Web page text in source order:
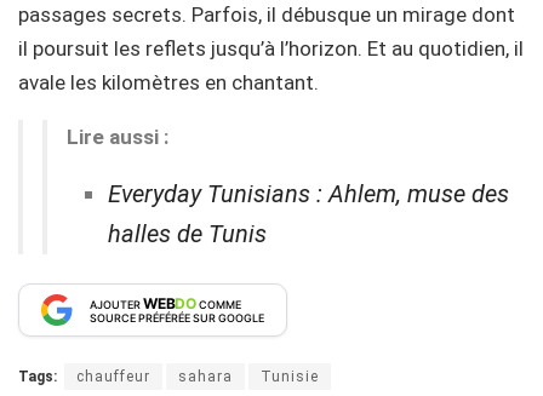
passages secrets. Parfois, il débusque un mirage dont
il poursuit les reflets jusqu’à l’horizon. Et au quotidien, il
avale les kilomètres en chantant.
Lire aussi :
Everyday Tunisians : Ahlem, muse des
halles de Tunis
AJOUTERWEBDOCOMME
SOURCE PRÉFÉRÉE SUR GOOGLE
Tags: chauffeur sahara Tunisie